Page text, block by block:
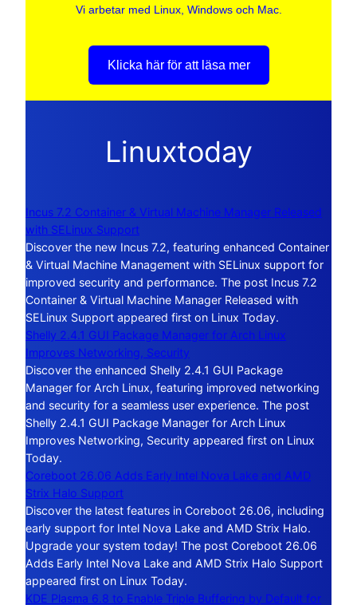
Vi arbetar med Linux, Windows och Mac.
Klicka här för att läsa mer
Linuxtoday
Incus 7.2 Container & Virtual Machine Manager Released
with SELinux Support
Discover the new Incus 7.2, featuring enhanced Container
& Virtual Machine Management with SELinux support for
improved security and performance. The post Incus 7.2
Container & Virtual Machine Manager Released with
SELinux Support appeared first on Linux Today.
Shelly 2.4.1 GUI Package Manager for Arch Linux
Improves Networking, Security
Discover the enhanced Shelly 2.4.1 GUI Package
Manager for Arch Linux, featuring improved networking
and security for a seamless user experience. The post
Shelly 2.4.1 GUI Package Manager for Arch Linux
Improves Networking, Security appeared first on Linux
Today.
Coreboot 26.06 Adds Early Intel Nova Lake and AMD
Strix Halo Support
Discover the latest features in Coreboot 26.06, including
early support for Intel Nova Lake and AMD Strix Halo.
Upgrade your system today! The post Coreboot 26.06
Adds Early Intel Nova Lake and AMD Strix Halo Support
appeared first on Linux Today.
KDE Plasma 6.8 to Enable Triple Buffering by Default for